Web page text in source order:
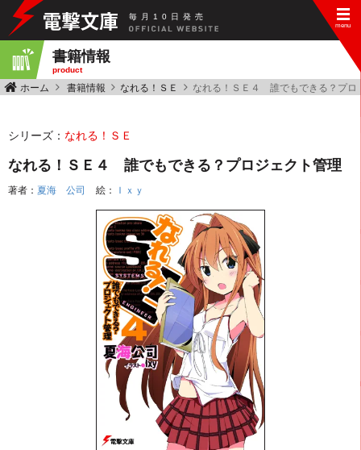
毎 月 10 日 発 売
書籍情報
product
ホーム 書籍情報 なれる！ＳＥ なれる！ＳＥ４ 誰でもできる？プロ
シリーズ： なれる！ＳＥ
なれる！ＳＥ４ 誰でもできる？プロジェクト管理
著者： 夏海 公司 絵： Ｉｘｙ